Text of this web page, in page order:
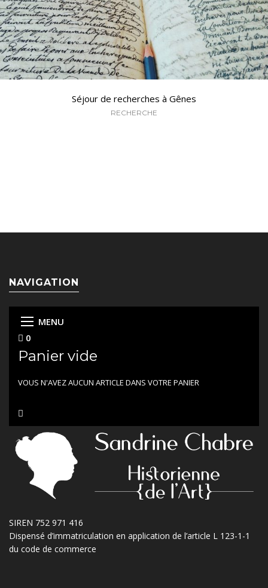
Séjour de recherches à Gênes
RECHERCHE
NAVIGATION
MENU
0
Panier vide
VOUS N'AVEZ AUCUN ARTICLE DANS VOTRE PANIER
SIREN 752 971 416
Dispensé d’immatriculation en application de l’article L 123-1-1
du code de commerce